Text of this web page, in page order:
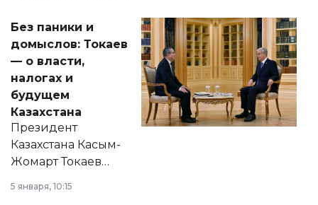
Без паники и
домыслов: Токаев
— о власти,
налогах и
будущем
Казахстана
Президент
Казахстана Касым-
Жомарт Токаев
сразу несколько
5 января, 10:15